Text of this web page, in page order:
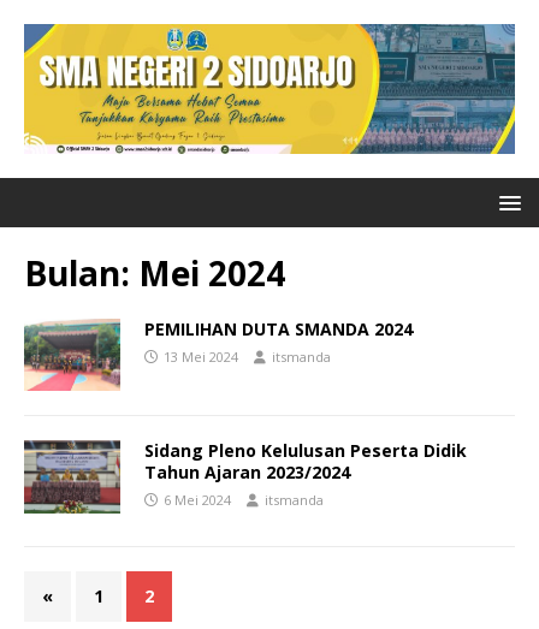
Bulan: Mei 2024
PEMILIHAN DUTA SMANDA 2024
13 Mei 2024 itsmanda
Sidang Pleno Kelulusan Peserta Didik
Tahun Ajaran 2023/2024
6 Mei 2024 itsmanda
« 1 2